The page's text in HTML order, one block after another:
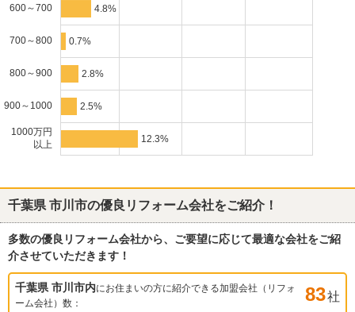
600～700 4.8%
700～800 0.7%
800～900 2.8%
900～1000 2.5%
1000万円
以上
12.3%
千葉県 市川市の優良リフォーム会社をご紹介！
多数の優良リフォーム会社から、ご要望に応じて最適な会社をご紹
介させていただきます！
千葉県 市川市内にお住まいの方に紹介できる加盟会社（リフォ
ーム会社）数：
83社